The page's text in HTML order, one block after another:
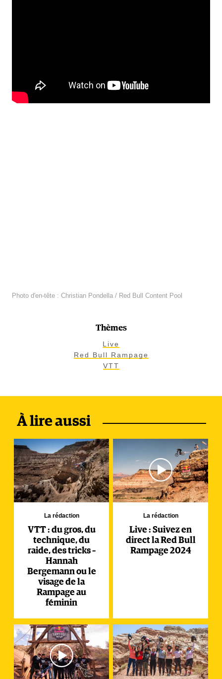
Photo d'en-tête : Christian Pondella / Red Bull Content Pool
Thèmes
Live
Red Bull Rampage
VTT
À lire aussi
La rédaction
VTT : du gros, du
technique, du
raide, des tricks –
Hannah
Bergemann ou le
visage de la
Rampage au
féminin
La rédaction
Live : Suivez en
direct la Red Bull
Rampage 2024